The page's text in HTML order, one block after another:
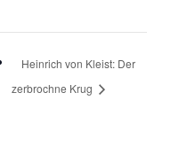
Heinrich von Kleist: Der
zerbrochne Krug